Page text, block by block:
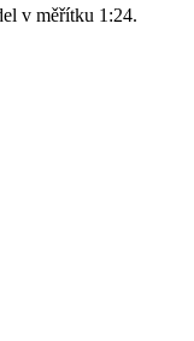
v měřítku 1:24.